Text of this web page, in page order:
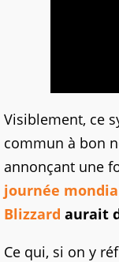
Visiblement, ce
commun à bon
annonçant une
journée
Blizzard aurait
Ce qui, si on y